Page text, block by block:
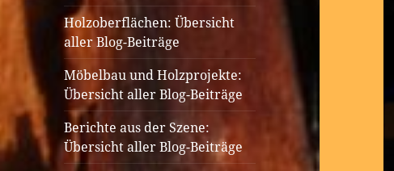
Holzoberflächen: Übersicht
aller Blog-Beiträge
Möbelbau und Holzprojekte:
Übersicht aller Blog-Beiträge
Berichte aus der Szene:
Übersicht aller Blog-Beiträge